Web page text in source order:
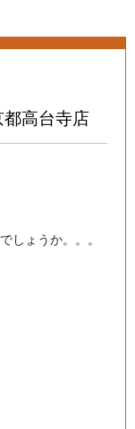
高台寺店
しょうか。。。